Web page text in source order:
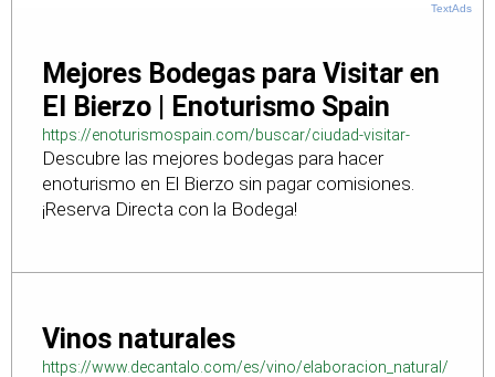
TextAds
Mejores Bodegas para Visitar en
El Bierzo | Enoturismo Spain
https://enoturismospain.com/buscar/ciudad-visitar-
bodegas-en-leon
Descubre las mejores bodegas para hacer
enoturismo en El Bierzo sin pagar comisiones.
¡Reserva Directa con la Bodega!
Vinos naturales
https://www.decantalo.com/es/vino/elaboracion_natural/